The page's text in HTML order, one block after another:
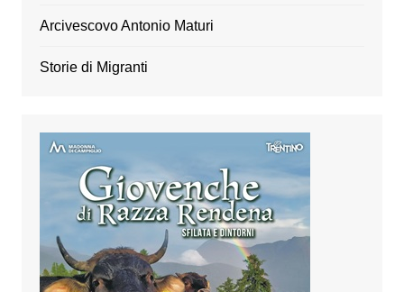
Arcivescovo Antonio Maturi
Storie di Migranti